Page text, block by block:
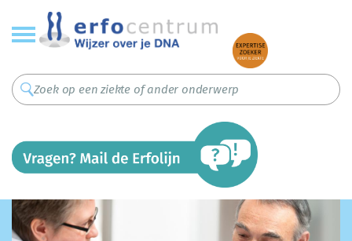
Overslaan
en
naar
inhoud
gaan